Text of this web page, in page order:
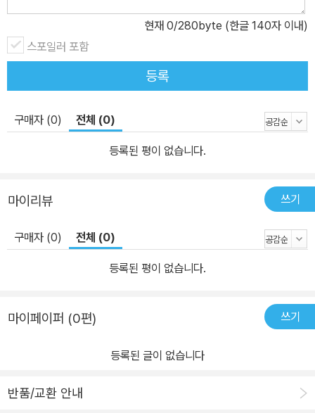
현재 0/280byte (한글 140자 이내)
스포일러 포함
등록
구매자 (0) 전체 (0)
등록된 평이 없습니다.
마이리뷰 쓰기
구매자 (0) 전체 (0)
등록된 평이 없습니다.
마이페이퍼 (0편) 쓰기
등록된 글이 없습니다
반품/교환 안내